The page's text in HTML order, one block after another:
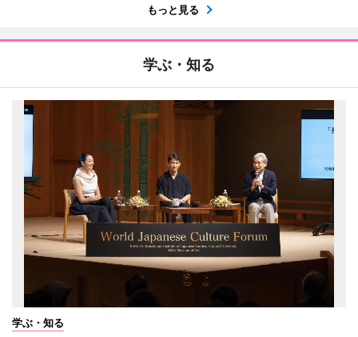
もっと見る
学ぶ・知る
学ぶ・知る